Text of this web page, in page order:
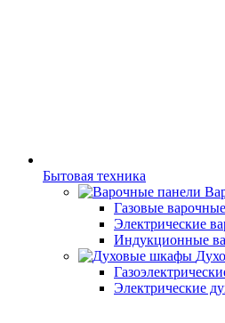
Бытовая техника
Газовые
Электрические
Индукционные
Электрические